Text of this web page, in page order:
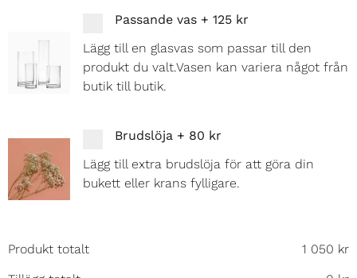
Passande vas +125 kr
Lägg till en glasvas som passar till den
produkt du valt.Vasen kan variera något från
butik till butik.
Brudslöja + 80 kr
Lägg till extra brudslöja för att göra din
bukett eller krans fylligare.
Produkt totalt 1 050 kr